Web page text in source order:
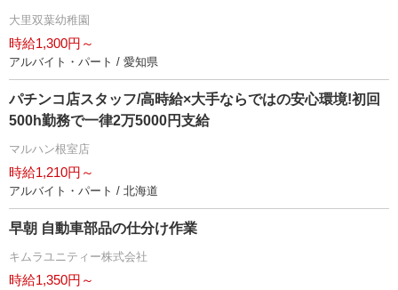
大里双葉幼稚園
時給1,300円～
アルバイト・パート / 愛知県
パチンコ店スタッフ/高時給×大手ならではの安心環境!初回
500h勤務で一律2万5000円支給
マルハン根室店
時給1,210円～
アルバイト・パート / 北海道
早朝 自動車部品の仕分け作業
キムラユニティー株式会社
時給1,350円～